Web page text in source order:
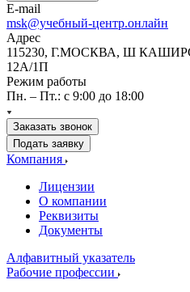
E-mail
msk@учебный-центр.онлайн
Адрес
115230, Г.МОСКВА, Ш
12А/1П
Режим работы
Пн. – Пт.: с 9:00 до 18:00
Заказать звонок
Подать заявку
Компания
Лицензии
О компании
Реквизиты
Документы
Алфавитный указатель
Рабочие профессии